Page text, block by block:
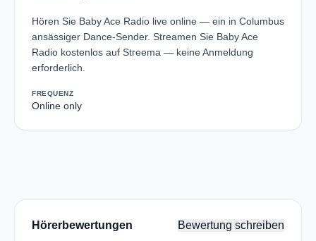
Hören Sie Baby Ace Radio live online — ein in Columbus
ansässiger Dance-Sender. Streamen Sie Baby Ace
Radio kostenlos auf Streema — keine Anmeldung
erforderlich.
FREQUENZ
Online only
Hörerbewertungen Bewertung schreiben